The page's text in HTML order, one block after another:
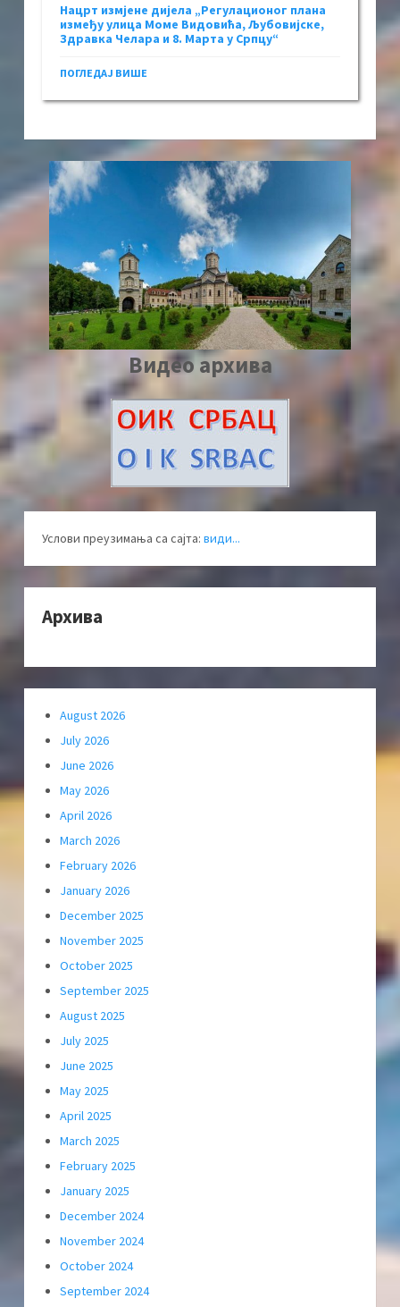
Нацрт измјене дијела „Регулационог плана
између улица Моме Видовића, Љубовијске,
Здравка Челара и 8. Марта у Српцу“
ПОГЛЕДАЈ ВИШЕ
Видео архива
Услови преузимања са сајта: види...
Архива
August 2026
July 2026
June 2026
May 2026
April 2026
March 2026
February 2026
January 2026
December 2025
November 2025
October 2025
September 2025
August 2025
July 2025
June 2025
May 2025
April 2025
March 2025
February 2025
January 2025
December 2024
November 2024
October 2024
September 2024